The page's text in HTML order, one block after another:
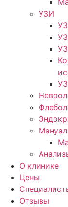
УЗИ
О клинике
Цены
Отзывы